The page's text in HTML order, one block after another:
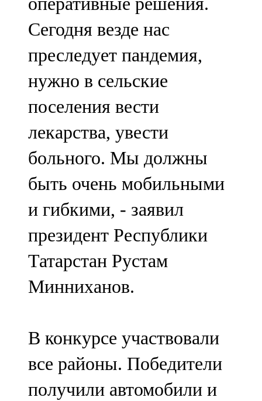
Сегодня везде нас
преследует пандемия,
нужно в сельские
поселения вести
лекарства, увести
больного. Мы должны
быть очень мобильными
и гибкими, - заявил
президент Республики
Татарстан Рустам
Минниханов.
В конкурсе участвовали
все районы. Победители
получили автомобили и